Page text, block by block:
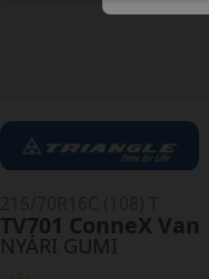
NYÁRI GUMI
TV701 ConneX Van